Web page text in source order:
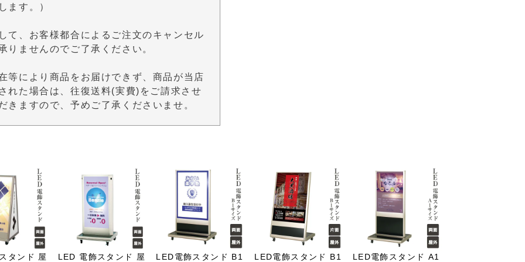
ます。）
て、お客様都合によるご注文のキャンセル
りませんのでご了承ください。
等により商品をお届けできず、商品が当店
れた場合は、往復送料(実費)をご請求させ
きますので、予めご了承くださいませ。
タンド 屋 LED 電飾スタンド 屋 LED電飾スタンド B1 LED電飾スタンド B1 LED電飾スタンド A1